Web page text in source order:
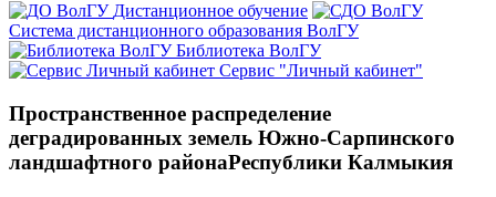
Дистанционное обучение
Система дистанционного образования ВолГУ
Библиотека ВолГУ
Сервис "Личный кабинет"
Пространственное распределение
деградированных земель Южно-Сарпинского
ландшафтного районаРеспублики Калмыкия